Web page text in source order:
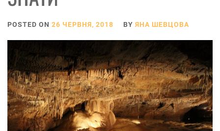
POSTED ON 26 ЧЕРВНЯ, 2018 BY ЯНА ШЕВЦОВА